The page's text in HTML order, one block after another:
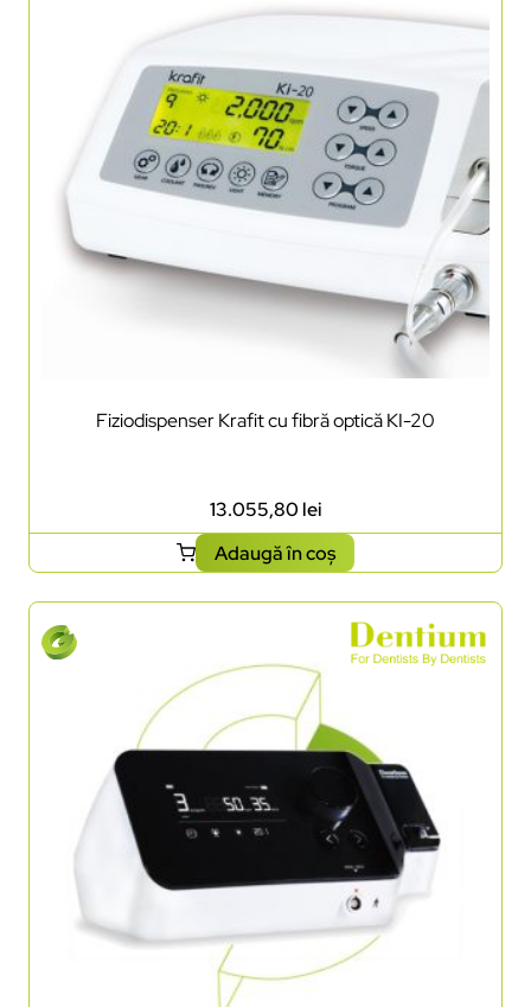
Fiziodispenser Krafit cu fibră optică KI-20
13.055,80 lei
Adaugă în coș